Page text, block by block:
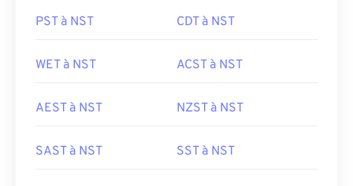
PST à NST CDT à NST
WET à NST ACST à NST
AEST à NST NZST à NST
SAST à NST SST à NST